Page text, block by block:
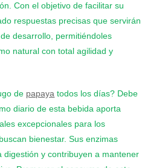
Con el objetivo de facilitar su
respuestas precisas que servirán
desarrollo, permitiéndoles
natural con total agilidad y
de papaya todos los días? Debe
diario de esta bebida aporta
excepcionales para los
bienestar. Sus enzimas
digestión y contribuyen a mantener